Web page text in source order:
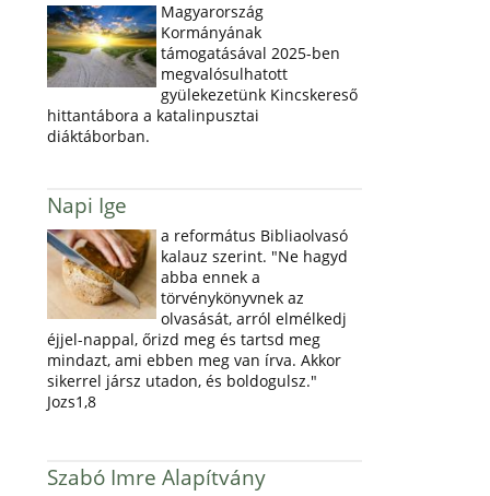
Magyarország
Kormányának
támogatásával 2025-ben
megvalósulhatott
gyülekezetünk Kincskereső
hittantábora a katalinpusztai
diáktáborban.
Napi Ige
a református Bibliaolvasó
kalauz szerint. "Ne hagyd
abba ennek a
törvénykönyvnek az
olvasását, arról elmélkedj
éjjel-nappal, őrizd meg és tartsd meg
mindazt, ami ebben meg van írva. Akkor
sikerrel jársz utadon, és boldogulsz."
Jozs1,8
Szabó Imre Alapítvány